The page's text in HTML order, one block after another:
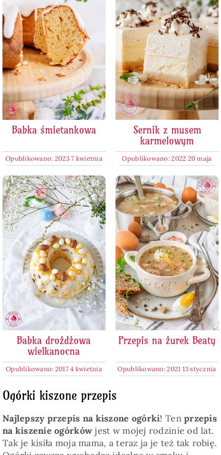
Babka śmietankowa
Opublikowano: 2023 7 kwietnia
Sernik z musem
karmelowym
Opublikowano: 2022 20 maja
Babka drożdżowa
wielkanocna
Opublikowano: 2017 4 kwietnia
Przepis na żurek Beaty
Opublikowano: 2021 13 stycznia
Ogórki kiszone przepis
Najlepszy przepis na kiszone ogórki! Tenprzepis
na kiszenie ogórków jest w mojej rodzinie od lat.
Tak je kisiła moja mama, a teraz ja je też tak robię.